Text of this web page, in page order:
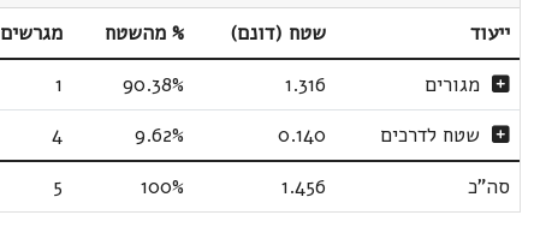
ייעוד שטח (דונם) % מהשטח מגרשים
מגורים
1.316
90.38%
1
שטח לדרכים
0.140
9.62%
4
סה"כ
1.456
100%
5